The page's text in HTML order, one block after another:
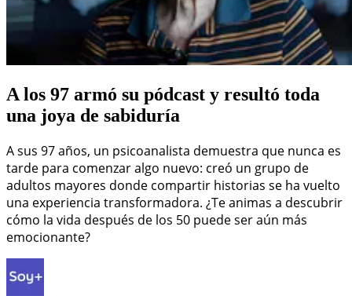
A los 97 armó su pódcast y resultó toda
una joya de sabiduría
A sus 97 años, un psicoanalista demuestra que nunca es
tarde para comenzar algo nuevo: creó un grupo de
adultos mayores donde compartir historias se ha vuelto
una experiencia transformadora. ¿Te animas a descubrir
cómo la vida después de los 50 puede ser aún más
emocionante?